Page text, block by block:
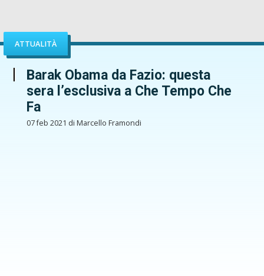
ATTUALITÀ
Barak Obama da Fazio: questa
sera l’esclusiva a Che Tempo Che
Fa
07 feb 2021 di Marcello Framondi